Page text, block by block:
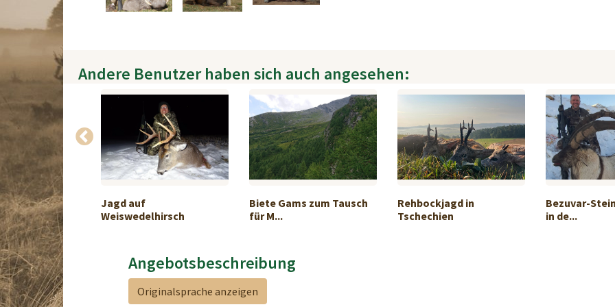
Andere Benutzer haben sich auch angesehen:
Himalaya-
Jagd auf
Weiswedelhirsch
Biete Gams zum Tausch
für M...
Rehbockjagd in
Tschechien
Bezuvar-
in de...
Angebotsbeschreibung
Originalsprache anzeigen